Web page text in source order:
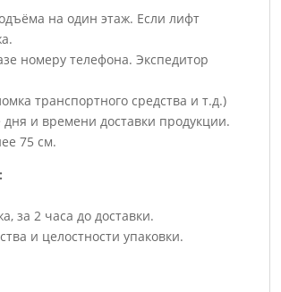
на один этаж. Если лифт
номеру телефона. Экспедитор
транспортного средства и т.д.)
и времени доставки продукции.
75 см.
за 2 часа до доставки.
и целостности упаковки.